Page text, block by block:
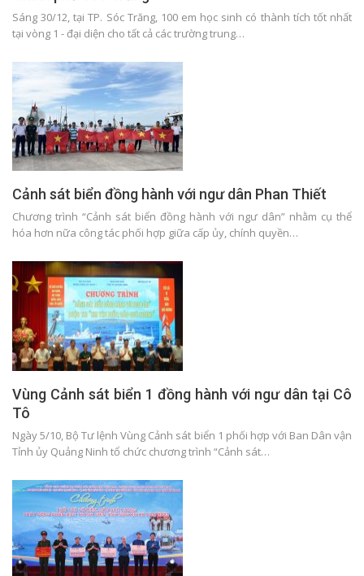
Sáng 30/12, tại TP. Sóc Trăng, 100 em học sinh có thành tích tốt nhất
tại vòng 1 - đại diện cho tất cả các trường trung…
Cảnh sát biển đồng hành với ngư dân Phan Thiết
Chương trình “Cảnh sát biển đồng hành với ngư dân” nhằm cụ thể
hóa hơn nữa công tác phối hợp giữa cấp ủy, chính quyền…
Vùng Cảnh sát biển 1 đồng hành với ngư dân tại Cô
Tô
Ngày 5/10, Bộ Tư lệnh Vùng Cảnh sát biển 1 phối hợp với Ban Dân vận
Tỉnh ủy Quảng Ninh tổ chức chương trình “Cảnh sát…